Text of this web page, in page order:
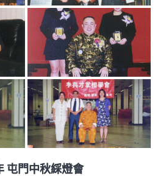
屯門中秋綵燈會